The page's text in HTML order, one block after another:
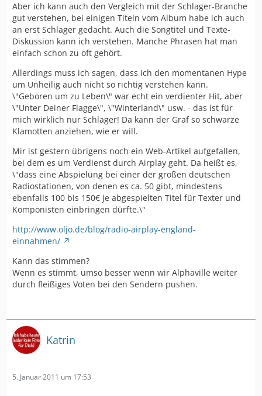
Aber ich kann auch den Vergleich mit der Schlager-Branche
gut verstehen, bei einigen Titeln vom Album habe ich auch
an erst Schlager gedacht. Auch die Songtitel und Texte-
Diskussion kann ich verstehen. Manche Phrasen hat man
einfach schon zu oft gehört.
Allerdings muss ich sagen, dass ich den momentanen Hype
um Unheilig auch nicht so richtig verstehen kann.
\"Geboren um zu Leben\" war echt ein verdienter Hit, aber
\"Unter Deiner Flagge\", \"Winterland\" usw. - das ist für
mich wirklich nur Schlager! Da kann der Graf so schwarze
Klamotten anziehen, wie er will.
Mir ist gestern übrigens noch ein Web-Artikel aufgefallen,
bei dem es um Verdienst durch Airplay geht. Da heißt es,
\"dass eine Abspielung bei einer der großen deutschen
Radiostationen, von denen es ca. 50 gibt, mindestens
ebenfalls 100 bis 150€ je abgespielten Titel für Texter und
Komponisten einbringen dürfte.\"
http://www.oljo.de/blog/radio-airplay-england-
einnahmen/
Kann das stimmen?
Wenn es stimmt, umso besser wenn wir Alphaville weiter
durch fleißiges Voten bei den Sendern pushen.
Katrin
5. Januar 2011 um 17:53